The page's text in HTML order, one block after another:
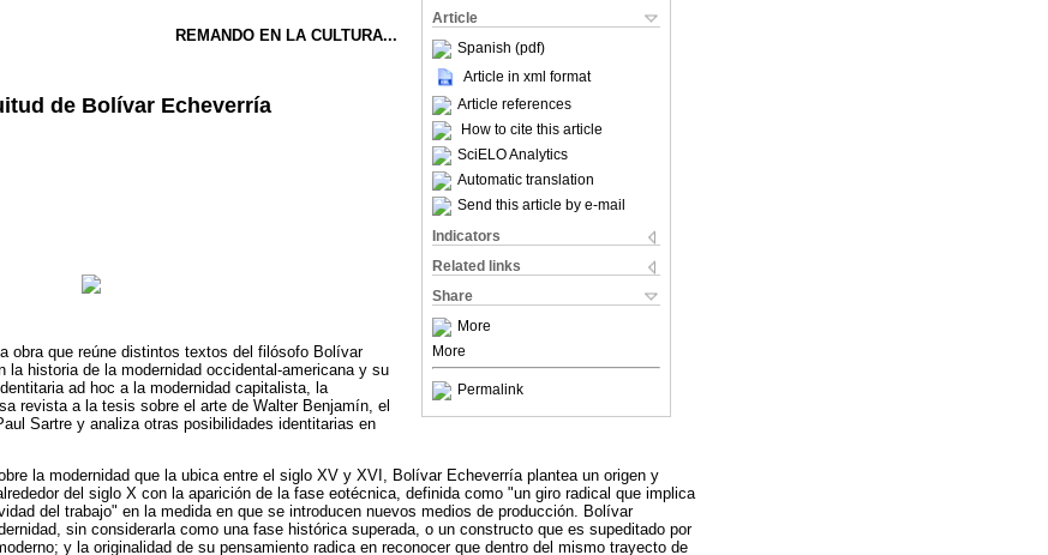
Article
Spanish (pdf)
Article in xml format
Article references
How to cite this article
SciELO Analytics
Automatic translation
Send this article by e-mail
Indicators
Related links
Share
More
More
Permalink
REMANDO EN LA CULTURA...
de Bolívar Echeverría
obra que reúne distintos textos del filósofo Bolívar
la historia de la modernidad occidental-americana y su
ad hoc a la modernidad capitalista, la
revista a la tesis sobre el arte de Walter Benjamín, el
Sartre y analiza otras posibilidades identitarias en
la modernidad que la ubica entre el siglo XV y XVI, Bolívar Echeverría plantea un origen y
del siglo X con la aparición de la fase eotécnica, definida como "un giro radical que implica
del trabajo" en la medida en que se introducen nuevos medios de producción. Bolívar
sin considerarla como una fase histórica superada, o un constructo que es supeditado por
y la originalidad de su pensamiento radica en reconocer que dentro del mismo trayecto de